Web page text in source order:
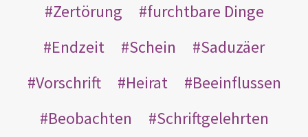
Zertörung
furchtbare Dinge
Endzeit
Schein
Saduzäer
Vorschrift
Heirat
Beeinflussen
Beobachten
Schriftgelehrten